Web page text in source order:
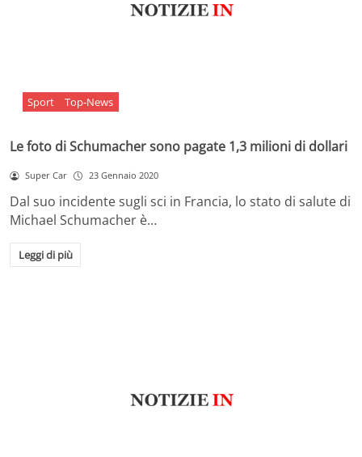
Sport Top-News
Le foto di Schumacher sono pagate 1,3 milioni di dollari
Super Car 23 Gennaio 2020
Dal suo incidente sugli sci in Francia, lo stato di salute di
Michael Schumacher è…
Leggi di più